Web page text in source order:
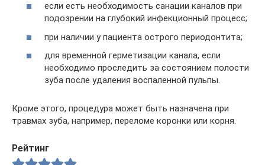
если есть необходимость санации каналов при
подозрении на глубокий инфекционный процесс;
при наличии у пациента острого периодонтита;
для временной герметизации канала, если
необходимо проследить за состоянием полости
зуба после удаления воспаленной пульпы.
Кроме этого, процедура может быть назначена при
травмах зуба, например, переломе коронки или корня.
Рейтинг